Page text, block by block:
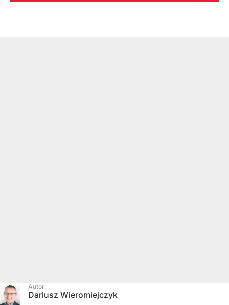
Autor:
Dariusz Wieromiejczyk